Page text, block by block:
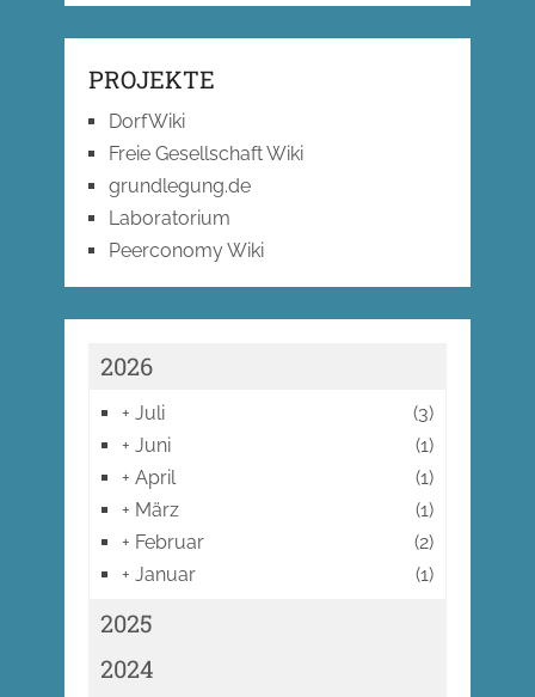
PROJEKTE
DorfWiki
Freie Gesellschaft Wiki
grundlegung.de
Laboratorium
Peerconomy Wiki
2026
+ Juli
(3)
+ Juni
(1)
+ April
(1)
+ März
(1)
+ Februar
(2)
+ Januar (1)
2025
2024